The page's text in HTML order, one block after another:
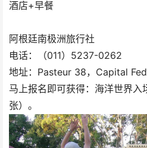
酒店+早餐
阿根廷南极洲旅行社
电话：（011）5237-0262
地址：Pasteur 38，Capital
马上报名即可获得：海洋世界
张）。